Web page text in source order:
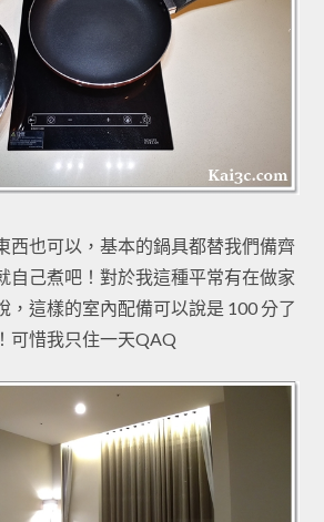
西也可以，基本的鍋具都替我們備齊
自己煮吧！對於我這種平常有在做家
，這樣的室內配備可以說是 100 分了
可惜我只住一天QAQ